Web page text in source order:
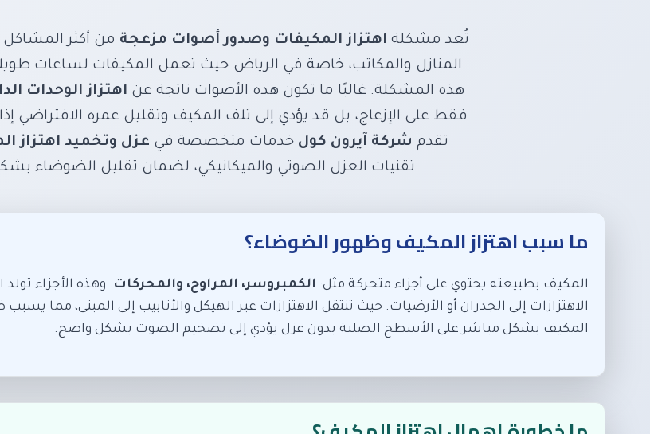
تخلص من الضوضاء المزعجة وضمان بيئة هادئة – أحدث
الداخلية والخارجية
تُعد مشكلة اهتزاز المكيفات وصدور أصوات مزعجة من أكثر المشاكل
المنازل والمكاتب، خاصة في الرياض حيث تعمل المكيفات لساعات
هذه المشكلة. غالبًا ما تكون هذه الأصوات ناتجة عن اهتزاز الوحدات
فقط على الإزعاج، بل قد يؤدي إلى تلف المكيف وتقليل عمره الافتراضي
تقدم شركة آيرون كول خدمات متخصصة في عزل وتخميد اهتزاز
تقنيات العزل الصوتي والميكانيكي، لضمان تقليل الضوضاء
ما سبب اهتزاز المكيف وظهور الضوضاء؟
المكيف بطبيعته يحتوي على أجزاء متحركة مثل: الكمبروسر، المراوح، والمحركات . وهذه الأجزاء
الاهتزازات إلى الجدران أو الأرضيات. حيث تنتقل الاهتزازات عبر الهيكل والأنابيب إلى المبنى، مما
المكيف بشكل مباشر على الأسطح الصلبة بدون عزل يؤدي إلى تضخيم الصوت بشكل واضح.